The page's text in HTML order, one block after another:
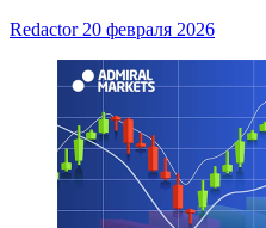
Redactor20 февраля 2026